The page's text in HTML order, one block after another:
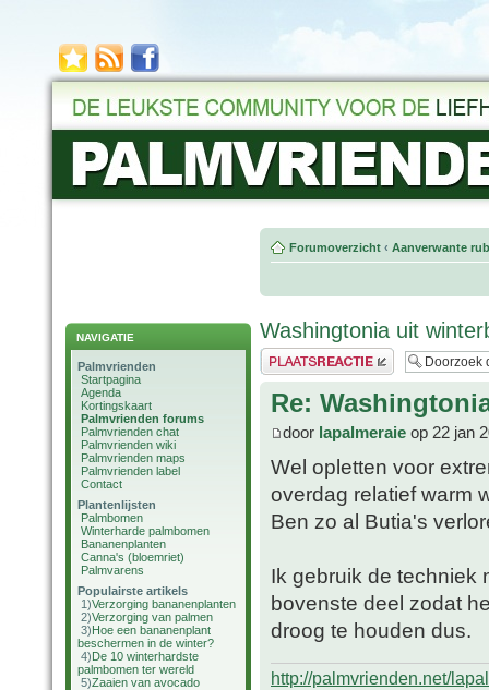
NAVIGATIE
Palmvrienden
Startpagina
Agenda
Kortingskaart
Palmvrienden forums
Palmvrienden chat
Palmvrienden wiki
Palmvrienden maps
Palmvrienden label
Contact
Plantenlijsten
Palmbomen
Winterharde palmbomen
Bananenplanten
Canna's (bloemriet)
Palmvarens
Populairste artikels
1)Verzorging bananenplanten
2)Verzorging van palmen
3)Hoe een bananenplant
beschermen in de winter?
4)De 10 winterhardste
palmbomen ter wereld
5)Zaaien van avocado
Forumoverzicht ‹ Aanverwante
Washingtonia uit
Plaats een reactie
Re:
door lapalmeraie op 22 jan
Wel opletten voor
overdag relatief warm
Ben zo al Butia's
Ik gebruik de techniek
bovenste deel zodat
droog te houden dus.
http://palmvrienden.net/